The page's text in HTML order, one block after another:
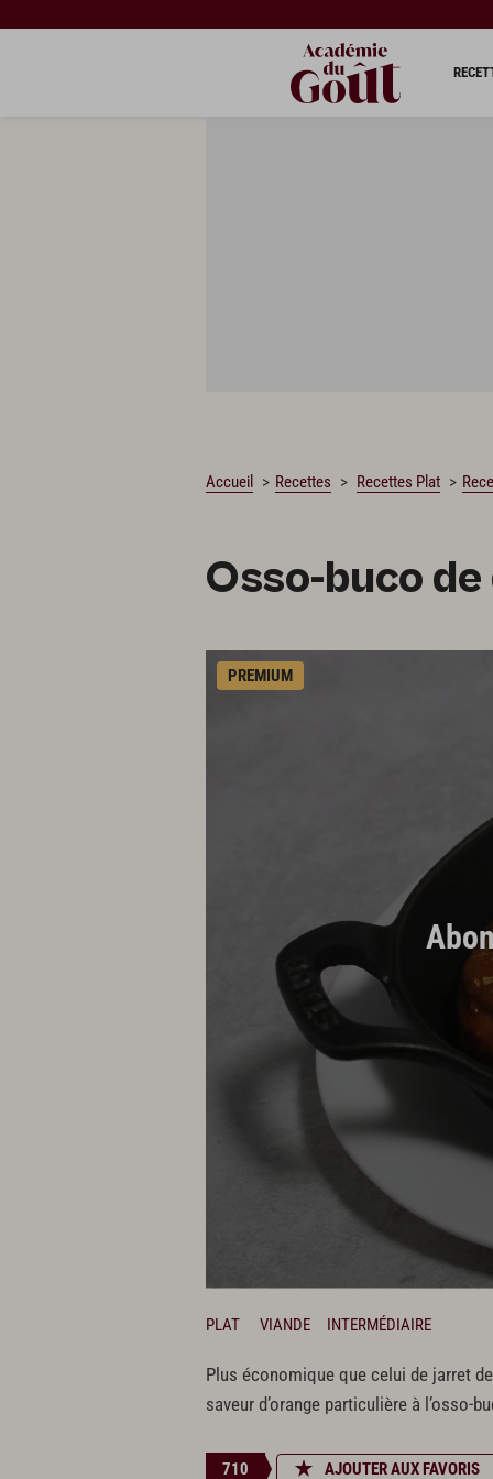
Accueil Recettes Recettes Plat
Osso-buco
PREMIUM
PLAT VIANDE INTERMÉDIAIRE
Plus économique que celui de jarret
saveur d’orange particulière à l’osso-
710 AJOUTER AUX FAVORIS
CHARGEMENT…